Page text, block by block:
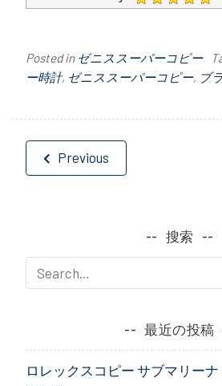
Posted in ゼニススーパーコピー
ー時計, ゼニススーパーコピー, ブ
投
ビ
ゲ
シ
Previous
搜索
最近の投稿
ロレックスコピー サブマリーナ